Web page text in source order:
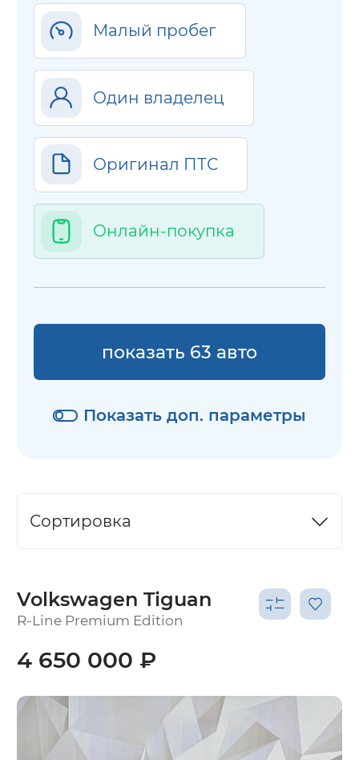
Малый пробег
Один владелец
Оригинал ПТС
Онлайн-покупка
Показать доп. параметры
показать 63 авто
Сортировка
Volkswagen Tiguan
R-Line Premium Edition
4 650 000 ₽